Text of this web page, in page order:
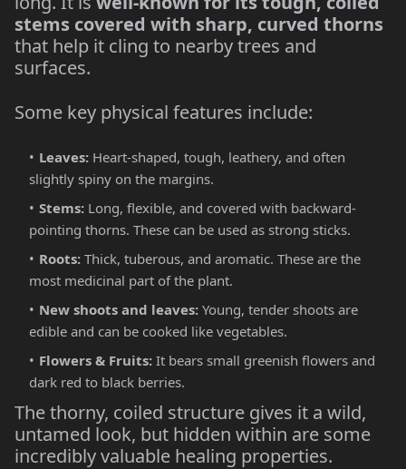
stems covered with sharp, curved thorns
that help it cling to nearby trees and
surfaces.
Some key physical features include:
Leaves: Heart-shaped, tough, leathery, and often
slightly spiny on the margins.
Stems: Long, flexible, and covered with backward-
pointing thorns. These can be used as strong sticks.
Roots: Thick, tuberous, and aromatic. These are the
most medicinal part of the plant.
New shoots and leaves: Young, tender shoots are
edible and can be cooked like vegetables.
Flowers & Fruits: It bears small greenish flowers and
dark red to black berries.
The thorny, coiled structure gives it a wild,
untamed look, but hidden within are some
incredibly valuable healing properties.